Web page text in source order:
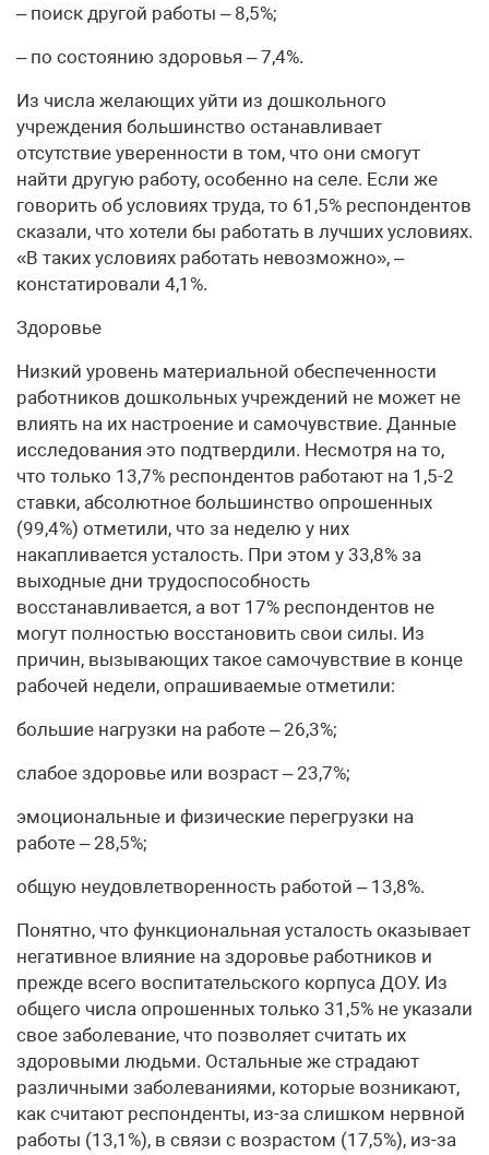
– поиск другой работы – 8,5%;
– по состоянию здоровья – 7,4%.
Из числа желающих уйти из дошкольного
учреждения большинство останавливает
отсутствие уверенности в том, что они смогут
найти другую работу, особенно на селе. Если же
говорить об условиях труда, то 61,5% респондентов
сказали, что хотели бы работать в лучших условиях.
«В таких условиях работать невозможно», –
констатировали 4,1%.
Здоровье
Низкий уровень материальной обеспеченности
работников дошкольных учреждений не может не
влиять на их настроение и самочувствие. Данные
исследования это подтвердили. Несмотря на то,
что только 13,7% респондентов работают на 1,5-2
ставки, абсолютное большинство опрошенных
(99,4%) отметили, что за неделю у них
накапливается усталость. При этом у 33,8% за
выходные дни трудоспособность
восстанавливается, а вот 17% респондентов не
могут полностью восстановить свои силы. Из
причин, вызывающих такое самочувствие в конце
рабочей недели, опрашиваемые отметили:
большие нагрузки на работе – 26,3%;
слабое здоровье или возраст – 23,7%;
эмоциональные и физические перегрузки на
работе – 28,5%;
общую неудовлетворенность работой – 13,8%.
Понятно, что функциональная усталость оказывает
негативное влияние на здоровье работников и
прежде всего воспитательского корпуса ДОУ. Из
общего числа опрошенных только 31,5% не указали
свое заболевание, что позволяет считать их
здоровыми людьми. Остальные же страдают
различными заболеваниями, которые возникают,
как считают респонденты, из-за слишком нервной
работы (13,1%), в связи с возрастом (17,5%), из-за